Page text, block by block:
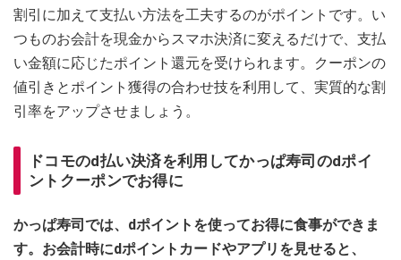
割引に加えて支払い方法を工夫するのがポイントです。い
つものお会計を現金からスマホ決済に変えるだけで、支払
い金額に応じたポイント還元を受けられます。クーポンの
値引きとポイント獲得の合わせ技を利用して、実質的な割
引率をアップさせましょう。
ドコモのd払い決済を利用してかっぱ寿司のdポイ
ントクーポンでお得に
かっぱ寿司では、dポイントを使ってお得に食事ができま
す。お会計時にdポイントカードやアプリを見せると、